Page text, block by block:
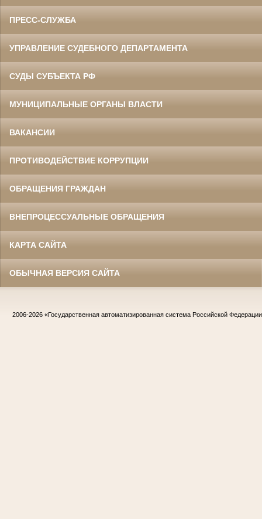
ПРЕСС-СЛУЖБА
УПРАВЛЕНИЕ СУДЕБНОГО ДЕПАРТАМЕНТА
СУДЫ СУБЪЕКТА РФ
МУНИЦИПАЛЬНЫЕ ОРГАНЫ ВЛАСТИ
ВАКАНСИИ
ПРОТИВОДЕЙСТВИЕ КОРРУПЦИИ
ОБРАЩЕНИЯ ГРАЖДАН
ВНЕПРОЦЕССУАЛЬНЫЕ ОБРАЩЕНИЯ
КАРТА САЙТА
ОБЫЧНАЯ ВЕРСИЯ САЙТА
2006-2026 «Государственная автоматизированная система Российской